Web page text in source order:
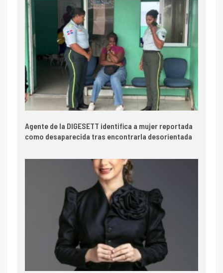
Agente de la DIGESETT identifica a mujer reportada
como desaparecida tras encontrarla desorientada